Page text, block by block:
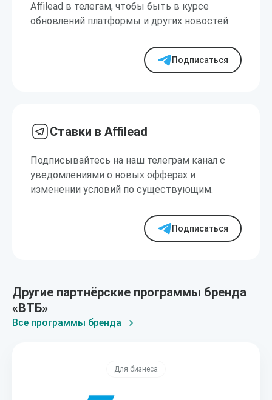
Affilead в телегам, чтобы быть в курсе
обновлений платформы и других новостей.
Подписаться
Ставки в Affilead
Подписывайтесь на наш телеграм канал с
уведомлениями о новых офферах и
изменении условий по существующим.
Подписаться
Другие партнёрские программы бренда
«ВТБ»
Все программы бренда
Для бизнеса